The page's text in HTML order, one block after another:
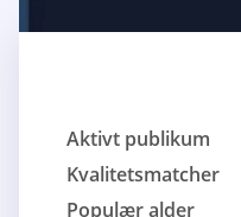
Aktivt publikum
Kvalitetsmatcher
Populær alder